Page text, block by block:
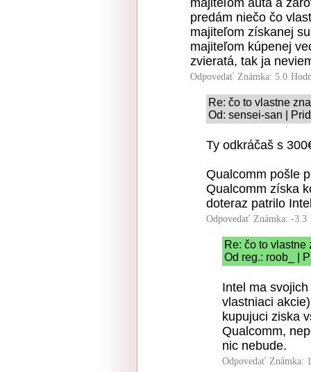
majiteľom auta a
predám niečo čo
majiteľom získanej
majiteľom kúpenej
zvieratá, tak ja
Odpovedať Známka: 5.0
Re: čo to vlastne
Od: sensei-san |
Ty odkráčaš s
Qualcomm pošle
Qualcomm získa
doteraz patrilo
Odpovedať Známka: -3.3
Re: čo to vlastne
Od reg.: roob_ |
Intel ma
vlastniaci
kupujuci ziska
Qualcomm,
nic nebude.
Odpovedať Známka: